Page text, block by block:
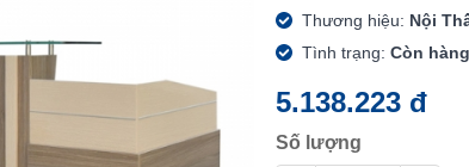
Thương hiệu: Nội
Tình trạng:Còn hàng
5.138.223 đ
Số lượng